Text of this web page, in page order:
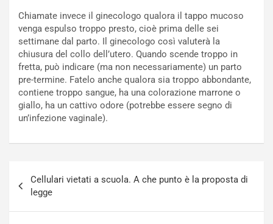
Chiamate invece il ginecologo qualora il tappo mucoso
venga espulso troppo presto, cioè prima delle sei
settimane dal parto. Il ginecologo così valuterà la
chiusura del collo dell’utero. Quando scende troppo in
fretta, può indicare (ma non necessariamente) un parto
pre-termine. Fatelo anche qualora sia troppo abbondante,
contiene troppo sangue, ha una colorazione marrone o
giallo, ha un cattivo odore (potrebbe essere segno di
un’infezione vaginale).
articoli
Cellulari vietati a scuola. A che punto è la proposta di
legge